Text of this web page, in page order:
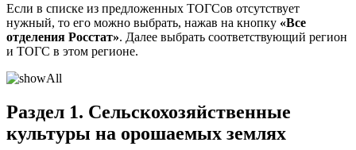
Если в списке из предложенных ТОГСов отсутствует
нужный, то его можно выбрать, нажав на кнопку «Все
отделения Росстат». Далее выбрать соответствующий регион
и ТОГС в этом регионе.
Раздел 1. Сельскохозяйственные
культуры на орошаемых землях